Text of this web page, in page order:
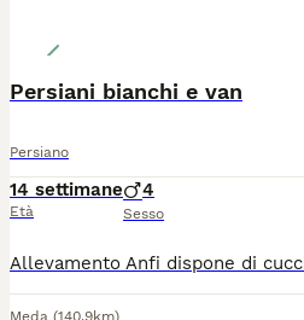
Persiani bianchi e van
Persiano
14 settimane
Età
4
Sesso
Meda (140.9km)